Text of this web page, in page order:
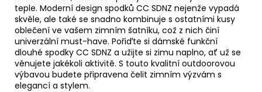
teple. Moderní design spodků CC SDNZ nejenže vypadá
skvěle, ale také se snadno kombinuje s ostatními kusy
oblečení ve vašem zimním šatníku, což z nich činí
univerzální must-have. Pořiďte si dámské funkční
dlouhé spodky CC SDNZ a užijte si zimu naplno, ať už se
věnujete jakékoli aktivitě. S touto kvalitní outdoorovou
výbavou budete připravena čelit zimním výzvám s
elegancí a stylem.